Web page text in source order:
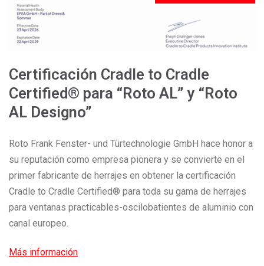
Certificación Cradle to Cradle
Certified® para “Roto AL” y “Roto
AL Designo”
Roto Frank Fenster- und Türtechnologie GmbH hace honor a
su reputación como empresa pionera y se convierte en el
primer fabricante de herrajes en obtener la certificación
Cradle to Cradle Certified® para toda su gama de herrajes
para ventanas practicables-oscilobatientes de aluminio con
canal europeo.
Más información